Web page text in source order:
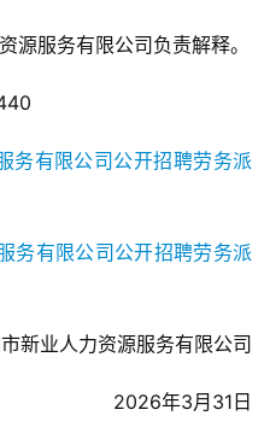
源服务有限公司负责解释。
务有限公司公开招聘劳务派
务有限公司公开招聘劳务派
新业人力资源服务有限公司
2026年3月31日